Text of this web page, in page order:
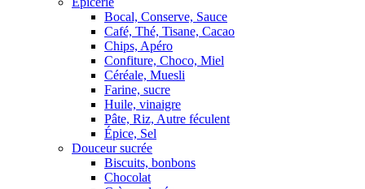
Bocal, Conserve, Sauce
Café, Thé, Tisane, Cacao
Chips, Apéro
Confiture, Choco, Miel
Céréale, Muesli
Farine, sucre
Huile, vinaigre
Pâte, Riz, Autre féculent
Épice, Sel
Douceur sucrée
Biscuits, bonbons
Chocolat